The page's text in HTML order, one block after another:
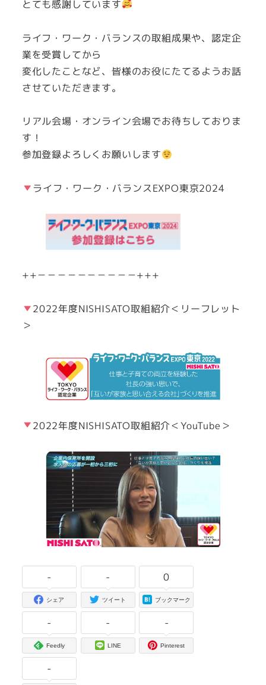
とても感謝しています
ライフ・ワーク・バランスの取組成果や、認定企
業を受賞してから
変化したことなど、皆様のお役にたてるようお話
させていただきます。
リアル会場・オンライン会場でお待ちしておりま
す！
参加登録よろしくお願いします
ライフ・ワーク・バランスEXPO東京2024
++－－－－－－－－－－+++
2022年度NISHISATO取組紹介＜リーフレット
＞
2022年度NISHISATO取組紹介＜YouTube＞
-
シェア
-
ツイート
0
ブックマーク
-
Feedly
-
LINE
-
Pinterest
-